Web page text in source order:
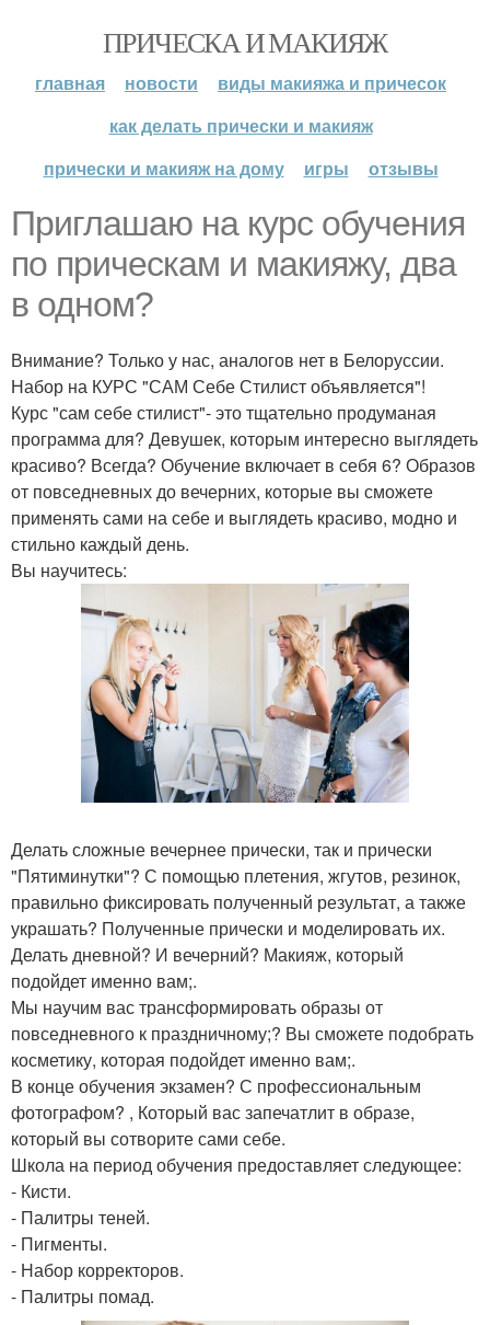
ПРИЧЕСКА И МАКИЯЖ
главная новости
виды макияжа и причесок
как делать прически и макияж
прически и макияж на дому
игры отзывы
Приглашаю на курс обучения
по прическам и макияжу, два
в одном?
Внимание? Только у нас, аналогов нет в Белоруссии.
Набор на КУРС "САМ Себе Стилист объявляется"!
Курс "сам себе стилист"- это тщательно продуманая
программа для? Девушек, которым интересно выглядеть
красиво? Всегда? Обучение включает в себя 6? Образов
от повседневных до вечерних, которые вы сможете
применять сами на себе и выглядеть красиво, модно и
стильно каждый день.
Вы научитесь:
Делать сложные вечернее прически, так и прически
"Пятиминутки"? С помощью плетения, жгутов, резинок,
правильно фиксировать полученный результат, а также
украшать? Полученные прически и моделировать их.
Делать дневной? И вечерний? Макияж, который
подойдет именно вам;.
Мы научим вас трансформировать образы от
повседневного к праздничному;? Вы сможете подобрать
косметику, которая подойдет именно вам;.
В конце обучения экзамен? С профессиональным
фотографом? , Который вас запечатлит в образе,
который вы сотворите сами себе.
Школа на период обучения предоставляет следующее:
- Кисти.
- Палитры теней.
- Пигменты.
- Набор корректоров.
- Палитры помад.